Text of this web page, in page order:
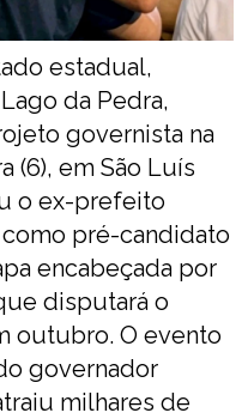
estadual,
da Pedra,
governista na
(6), em São Luís
o ex-prefeito
pré-candidato
encabeçada por
disputará o
outubro. O evento
governador
milhares de